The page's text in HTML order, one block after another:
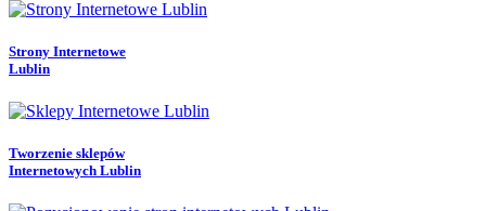
Strony Internetowe
Lublin
Tworzenie sklepów
Internetowych Lublin